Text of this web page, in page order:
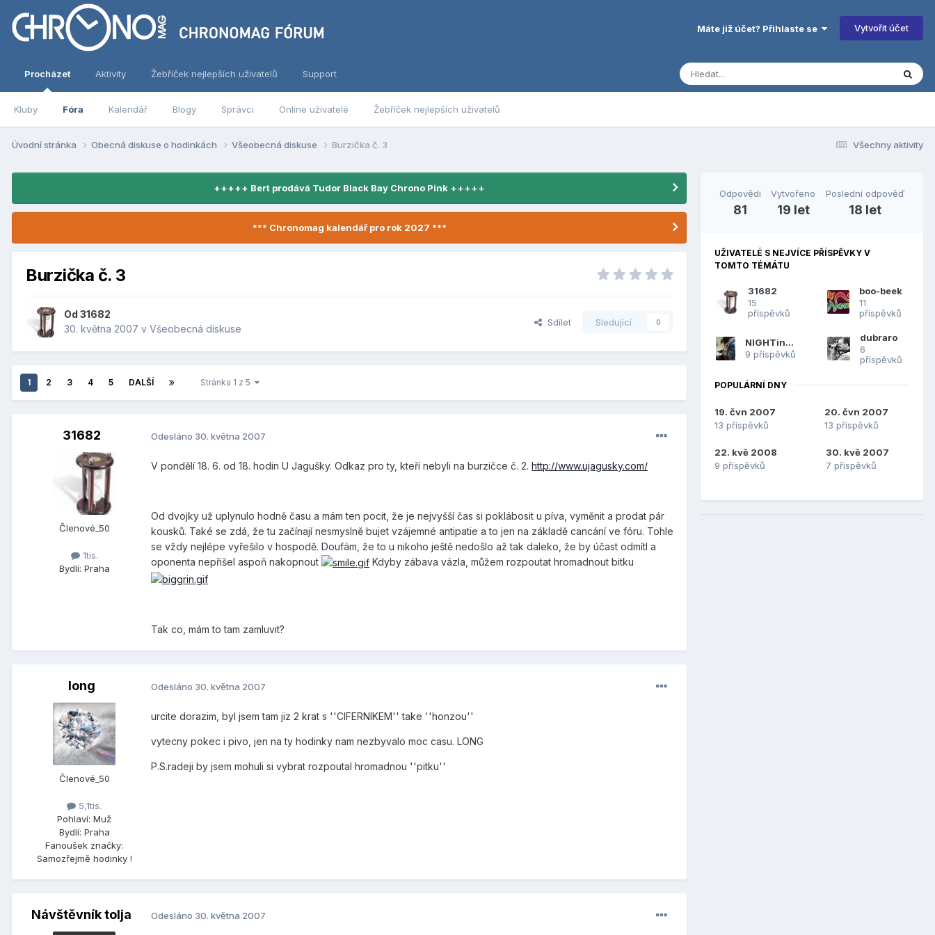
Máte již účet? Přihlaste se Vytvořit účet
Procházet
Kluby Fóra Kalendář Blogy Správci Online uživatelé Žebříček nejlepších uživatelů
Aktivity Žebříček nejlepších uživatelů Support
Všechny aktivity
Úvodní stránka Obecná diskuse o hodinkách Všeobecná diskuse Burzička č. 3
+++++ Bert prodává Tudor Black Bay Chrono Pink +++++
*** Chronomag kalendář pro rok 2027 ***
Burzička č. 3
Od 31682
30. května 2007 v Všeobecná diskuse
Sdílet Sledující 0
1 2 3 4 5 DALŠÍ Stránka 1 z 5
31682
Členové_50
1tis.
Bydlí: Praha
Odesláno 30. května 2007
V pondělí 18. 6. od 18. hodin U Jagušky. Odkaz pro ty, kteří nebyli na burzičce č. 2. http://www.ujagusky.com/
Od dvojky už uplynulo hodně času a mám ten pocit, že je nejvyšší čas si poklábosit u píva, vyměnit a prodat pár
kousků. Také se zdá, že tu začínají nesmyslně bujet vzájemné antipatie a to jen na základě cancání ve fóru. Tohle
se vždy nejlépe vyřešilo v hospodě. Doufám, že to u nikoho ještě nedošlo až tak daleko, že by účast odmítl a
oponenta nepřišel aspoň nakopnout
Kdyby zábava vázla, můžem rozpoutat hromadnout bitku
Tak co, mám to tam zamluvit?
long
Členové_50
5,1tis.
Pohlaví: Muž
Bydlí: Praha
Fanoušek značky:
Samozřejmě hodinky !
Odesláno 30. května 2007
urcite dorazim, byl jsem tam jiz 2 krat s ''CIFERNIKEM'' take ''honzou''
vytecny pokec i pivo, jen na ty hodinky nam nezbyvalo moc casu. LONG
P.S.radeji by jsem mohuli si vybrat rozpoutal hromadnou ''pitku''
Návštěvník tolja Odesláno 30. května 2007
Odpovědi
81
Vytvořeno
19 let
Poslední odpověď
18 let
UŽIVATELÉ S NEJVÍCE PŘÍSPĚVKY V
TOMTO TÉMÁTU
31682
15
příspěvků
boo-beek
11
příspěvků
NIGHTinGALE
9 příspěvků
dubraro
6
příspěvků
POPULÁRNÍ DNY
19. čvn 2007
13 příspěvků
20. čvn 2007
13 příspěvků
22. kvě 2008
9 příspěvků
30. kvě 2007
7 příspěvků